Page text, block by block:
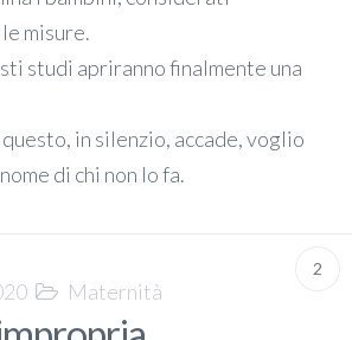
misure.
studi apriranno finalmente una
in silenzio, accade, voglio
di chi non lo fa.
2
Maternità